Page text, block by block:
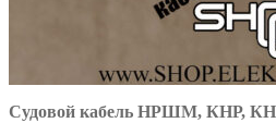
Судовой кабель НРШМ, КНР,